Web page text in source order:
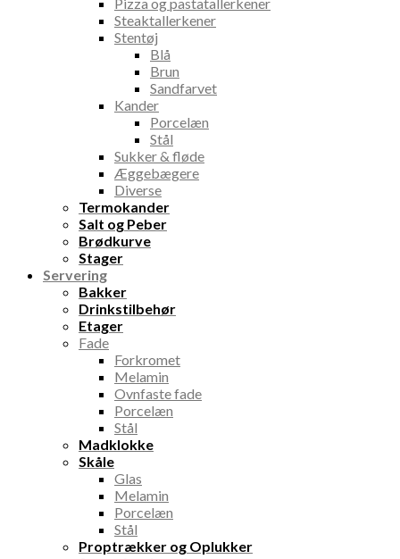
Steaktallerkener
Stentøj
Blå
Brun
Sandfarvet
Kander
Porcelæn
Stål
Sukker & fløde
Æggebægere
Diverse
Termokander
Salt og Peber
Brødkurve
Stager
Servering
Bakker
Drinkstilbehør
Etager
Fade
Forkromet
Melamin
Ovnfaste fade
Porcelæn
Stål
Madklokke
Skåle
Glas
Melamin
Porcelæn
Stål
Proptrækker og Oplukker